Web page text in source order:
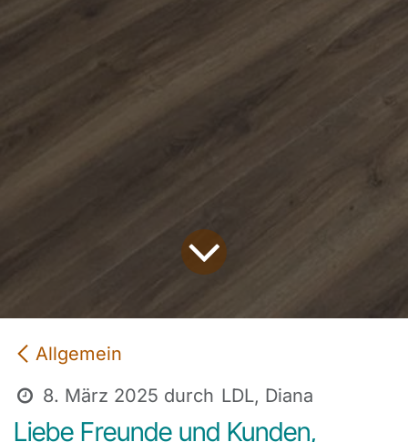
Allgemein
8. März 2025 durch LDL, Diana
Liebe Freunde und Kunden,